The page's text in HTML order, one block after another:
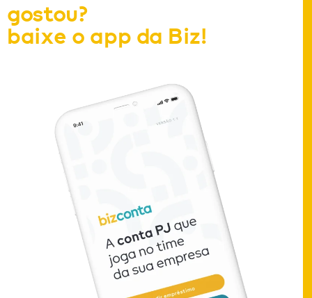
gostou?
baixe o app da Biz!